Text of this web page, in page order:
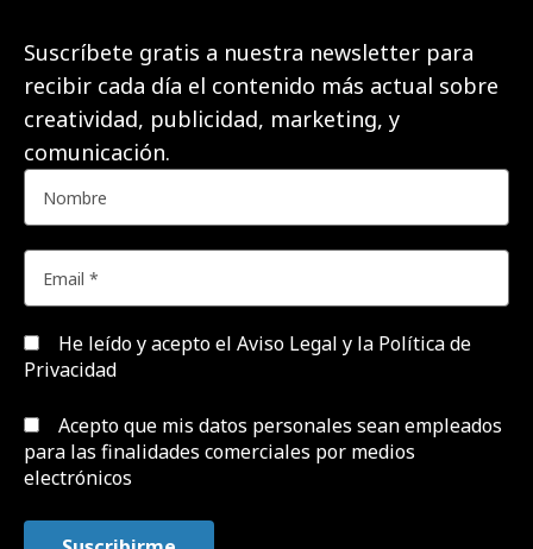
Suscríbete gratis a nuestra newsletter para
recibir cada día el contenido más actual sobre
creatividad, publicidad, marketing, y
comunicación.
He leído y acepto el Aviso Legal y la Política de
Privacidad
Acepto que mis datos personales sean empleados
para las finalidades comerciales por medios
electrónicos